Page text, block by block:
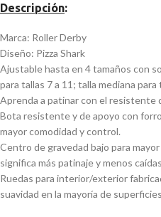
Descripción:
Marca: Roller Derby
Diseño: Pizza Shark
Ajustable hasta en 4 tamaños con
para tallas 7 a 11; talla mediana para
Aprenda a patinar con el resistente
Bota resistente y de apoyo con
mayor comodidad y control.
Centro de gravedad bajo para
significa más patinaje y menos
Ruedas para interior/exterior
suavidad en la mayoría de